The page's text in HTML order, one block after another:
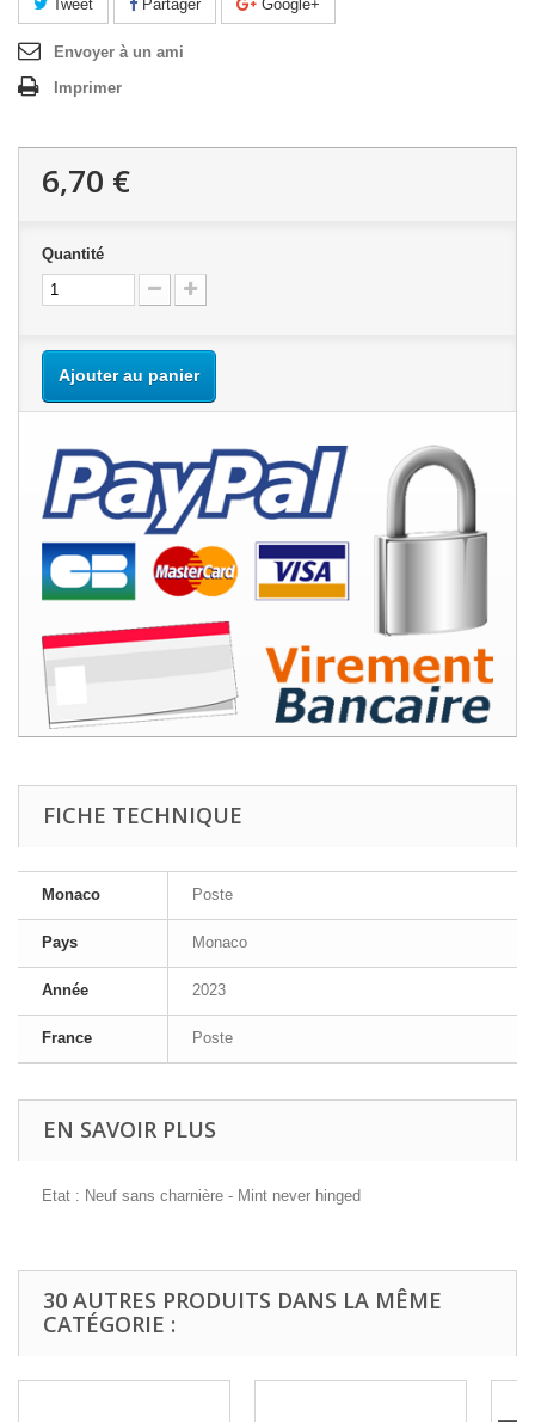
Tweet Partager Google+
Envoyer à un ami
Imprimer
6,70 €
Quantité
Ajouter au panier
FICHE TECHNIQUE
Monaco Poste
Pays Monaco
Année 2023
France Poste
EN SAVOIR PLUS
Etat : Neuf sans charnière - Mint never hinged
30 AUTRES PRODUITS DANS LA MÊME
CATÉGORIE :